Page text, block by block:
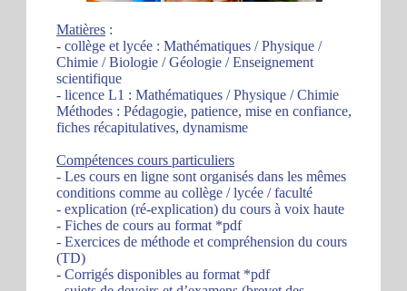
Matières :
- collège et lycée : Mathématiques / Physique /
Chimie / Biologie / Géologie / Enseignement
scientifique
- licence L1 : Mathématiques / Physique / Chimie
Méthodes : Pédagogie, patience, mise en confiance,
fiches récapitulatives, dynamisme
Compétences cours particuliers
- Les cours en ligne sont organisés dans les mêmes
conditions comme au collège / lycée / faculté
- explication (ré-explication) du cours à voix haute
- Fiches de cours au format *pdf
- Exercices de méthode et compréhension du cours
(TD)
- Corrigés disponibles au format *pdf